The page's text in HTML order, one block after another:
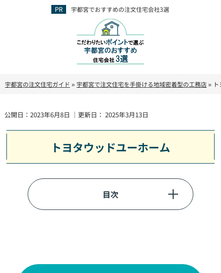
宇都宮でおすすめの注文住宅会社3選
宇都宮の注文住宅ガイド » 宇都宮で注文住宅を手掛ける地域密着型の工務店»
公開日： 2023年6月8日 ｜更新日： 2025年3月13日
トヨタウッドユーホーム
目次